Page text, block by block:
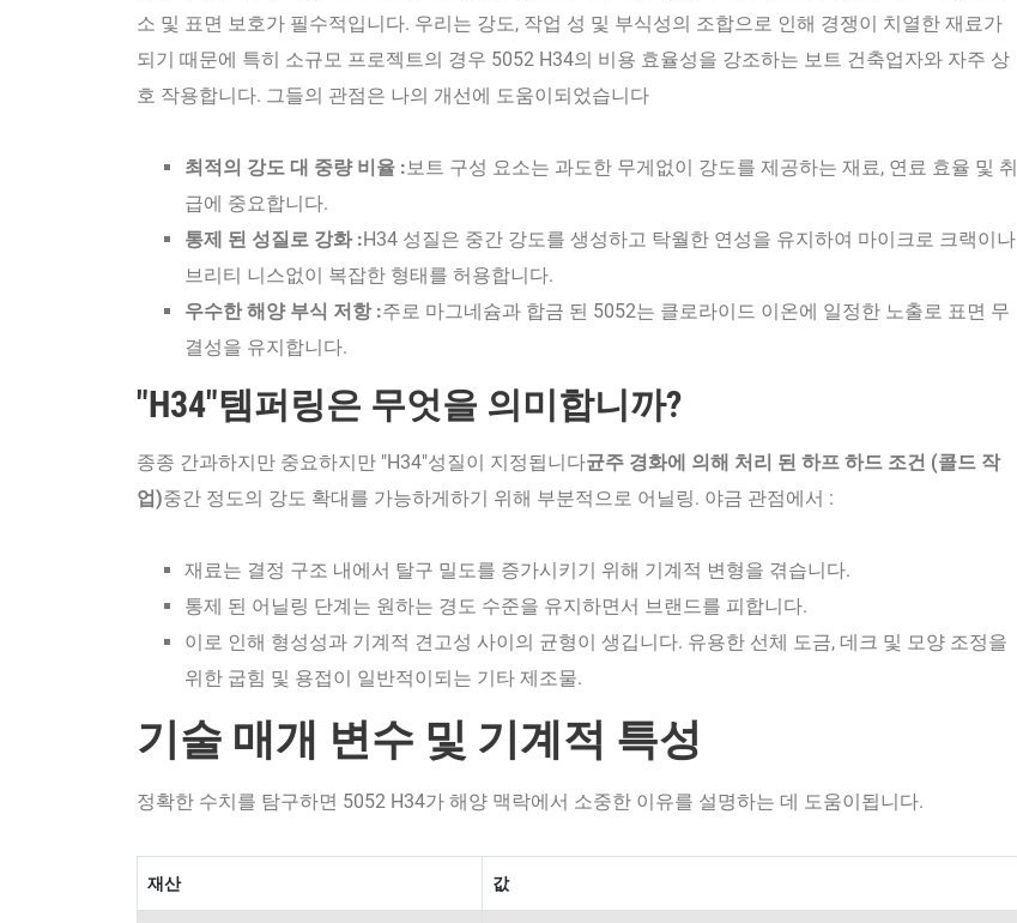
소 및 표면 보호가 필수적입니다. 우리는 강도, 작업 성 및 부식성의 조합으로 인해 경쟁이 치열한 재료가
되기 때문에 특히 소규모 프로젝트의 경우 5052 H34의 비용 효율성을 강조하는 보트 건축업자와 자주 상
호 작용합니다. 그들의 관점은 나의 개선에 도움이되었습니다
최적의 강도 대 중량 비율 : 보트 구성 요소는 과도한 무게없이 강도를 제공하는 재료, 연료 효율 및 취
급에 중요합니다.
통제 된 성질로 강화 :H34 성질은 중간 강도를 생성하고 탁월한 연성을 유지하여 마이크로 크랙이나
브리티 니스없이 복잡한 형태를 허용합니다.
우수한 해양 부식 저항 :주로 마그네슘과 합금 된 5052는 클로라이드 이온에 일정한 노출로 표면 무
결성을 유지합니다.
"H34"템퍼링은 무엇을 의미합니까?
종종 간과하지만 중요하지만 "H34"성질이 지정됩니다균주 경화에 의해 처리 된 하프 하드 조건 (콜드 작
업)중간 정도의 강도 확대를 가능하게하기 위해 부분적으로 어닐링. 야금 관점에서 :
재료는 결정 구조 내에서 탈구 밀도를 증가시키기 위해 기계적 변형을 겪습니다.
통제 된 어닐링 단계는 원하는 경도 수준을 유지하면서 브랜드를 피합니다.
이로 인해 형성성과 기계적 견고성 사이의 균형이 생깁니다. 유용한 선체 도금, 데크 및 모양 조정을
위한 굽힘 및 용접이 일반적이되는 기타 제조물.
기술 매개 변수 및 기계적 특성
정확한 수치를 탐구하면 5052 H34가 해양 맥락에서 소중한 이유를 설명하는 데 도움이됩니다.
재산 값